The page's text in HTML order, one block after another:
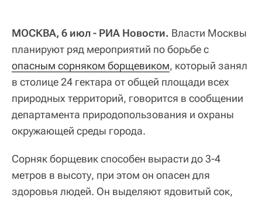
МОСКВА, 6 июл - РИА Новости. Власти Москвы
планируют ряд мероприятий по борьбе с
опасным сорняком борщевиком, который занял
в столице 24 гектара от общей площади всех
природных территорий, говорится в сообщении
департамента природопользования и охраны
окружающей среды города.
Сорняк борщевик способен вырасти до 3-4
метров в высоту, при этом он опасен для
здоровья людей. Он выделяют ядовитый сок,